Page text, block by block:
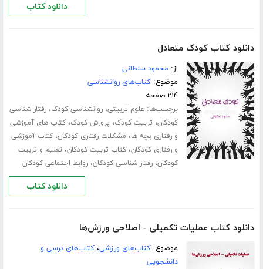
دانلود کتاب
دانلود کتاب کودک متعادل
از: محمود سلطانی
موضوع:کتاب‌های روانشناسی
۲۱۴ صفحه
برچسب‌ها: علوم تربیتی،روانشناسی کودک،رفتار شناسی
کودکان، تربیت کودک، پرورش کودک،کتاب های آموزشی
و رفتاری بچه ها، مشکلات رفتاری کودکان،کتاب آموزشی
و رفتاری کودکان،کتاب تربیت کودکان، تعلیم و تربیت
کودکان،رفتار شناسی کودکان،روابط اجتماعی کودکان
دانلود کتاب
دانلود کتاب عملیات تکمیلی - اصلاحی ورزش‌ها
موضوع:کتاب‌های ورزشی،کتاب‌های درسی و
دانشجویی